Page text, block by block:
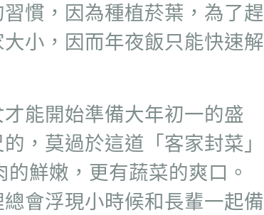
慣，因為種植菸葉，為了趕
小，因而年夜飯只能快速解
能開始準備大年初一的盛
，莫過於這道「客家封菜」
鮮嫩，更有蔬菜的爽口。
會浮現小時候和長輩一起備